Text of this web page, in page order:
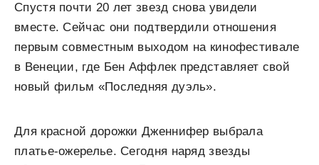
Спустя почти 20 лет звезд снова увидели
вместе. Сейчас они подтвердили отношения
первым совместным выходом на кинофестивале
в Венеции, где Бен Аффлек представляет свой
новый фильм «Последняя дуэль».
Для красной дорожки Дженнифер выбрала
платье-ожерелье. Сегодня наряд звезды